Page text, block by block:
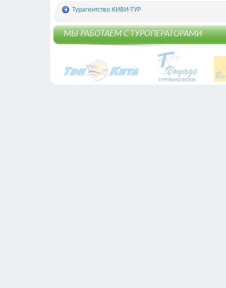
Турагентство КИВИ-ТУР
МЫ РАБОТАЕМ С ТУРОПЕРАТОРАМИ